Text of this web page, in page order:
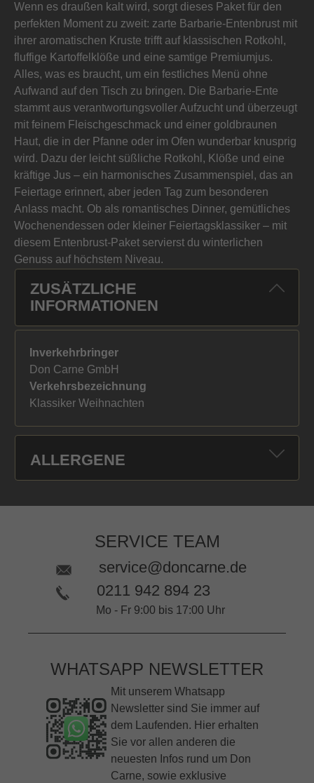
Wenn es draußen kalt wird, sorgt dieses Paket für den
perfekten Moment zu zweit: zarte Barbarie-Entenbrust mit
ihrer aromatischen Kruste trifft auf klassischen Rotkohl,
fluffige Kartoffelklöße und eine samtige Premiumjus.
Alles, was es braucht, um ein festliches Menü ohne
Aufwand auf den Tisch zu bringen. Die Barbarie-Ente
stammt aus verantwortungsvoller Aufzucht und überzeugt
mit feinem Fleischgeschmack und einer goldbraunen
Haut, die in der Pfanne oder im Ofen wunderbar knusprig
wird. Dazu der leicht süßliche Rotkohl, Klöße und eine
kräftige Jus – ein harmonisches Zusammenspiel, das an
Feiertage erinnert, aber jeden Tag zum besonderen
Anlass macht. Ob als romantisches Dinner, gemütliches
Wochenendessen oder kleiner Feiertagsklassiker – mit
diesem Entenbrust-Paket servierst du winterlichen
Genuss auf höchstem Niveau.
ZUSÄTZLICHE
INFORMATIONEN
Inverkehrbringer
Don Carne GmbH
Verkehrsbezeichnung
Klassiker Weihnachten
ALLERGENE
SERVICE TEAM
service@doncarne.de
0211 942 894 23
Mo - Fr 9:00 bis 17:00 Uhr
WHATSAPP NEWSLETTER
Mit unserem Whatsapp
Newsletter sind Sie immer auf
dem Laufenden. Hier erhalten
Sie vor allen anderen die
neuesten Infos rund um Don
Carne, sowie exklusive